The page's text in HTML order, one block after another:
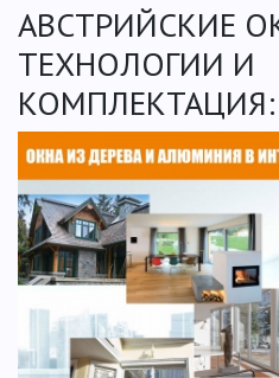
АВСТРИЙСКИЕ
ТЕХНОЛОГИИ И
КОМПЛЕКТАЦИЯ: